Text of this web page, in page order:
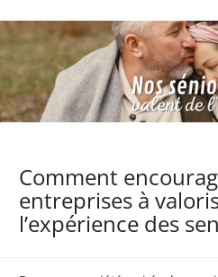
Comment
entreprises à
l’expérience des